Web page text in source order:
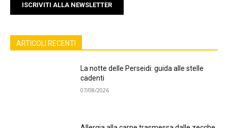
ISCRIVITI ALLA NEWSLETTER
ARTICOLI RECENTI
La notte delle Perseidi: guida alle stelle
cadenti
07/08/2026